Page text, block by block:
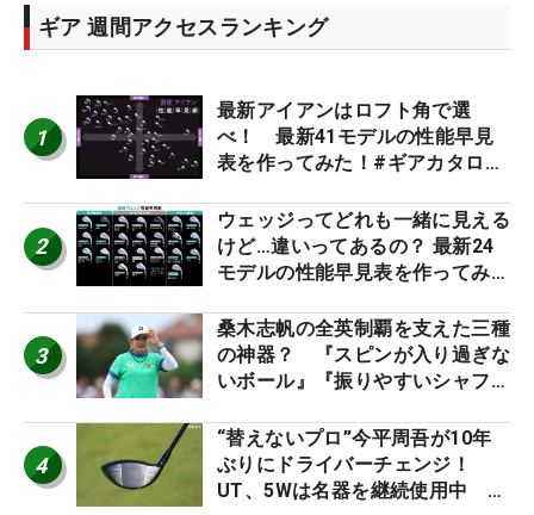
ギア 週間アクセスランキング
1
最新アイアンはロフト角で選
べ！ 最新41モデルの性能早見
表を作ってみた！#ギアカタログ
2
ウェッジってどれも一緒に見える
けど…違いってあるの？ 最新24
モデルの性能早見表を作ってみ
3
桑木志帆の全英制覇を支えた三種
の神器？ 『スピンが入り過ぎな
いボール』『振りやすいシャフ
ー』 #女子プロセッティング
4
“替えないプロ”今平周吾が10年
ぶりにドライバーチェンジ！
UT、5Wは名器を継続使用中 #